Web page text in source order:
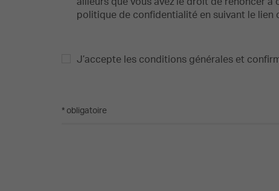
politique de confidentialité en suivant le lien
J’accepte les conditions générales et
* obligatoire